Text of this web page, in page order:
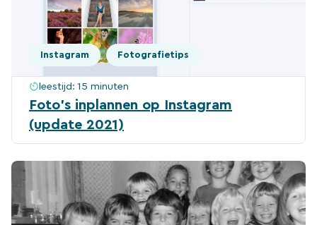
Instagram Fotografietips
leestijd: 15 minuten
Foto’s inplannen op Instagram
(update 2021)